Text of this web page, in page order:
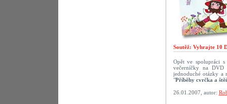
Soutěž: Vyhrajte 10
Opět ve spolupráci
večerníčky na
jednoduché otázky a
"Příběhy cvrčka a
26.01.2007, autor: